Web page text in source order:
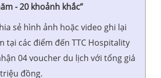
- 20 khoảnh khắc”
sẻ hình ảnh hoặc video ghi lại
tại các điểm đến TTC Hospitality
04 voucher du lịch với tổng giá
đồng.